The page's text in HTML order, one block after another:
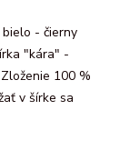
- čierny
"kára" -
100 %
v šírke sa